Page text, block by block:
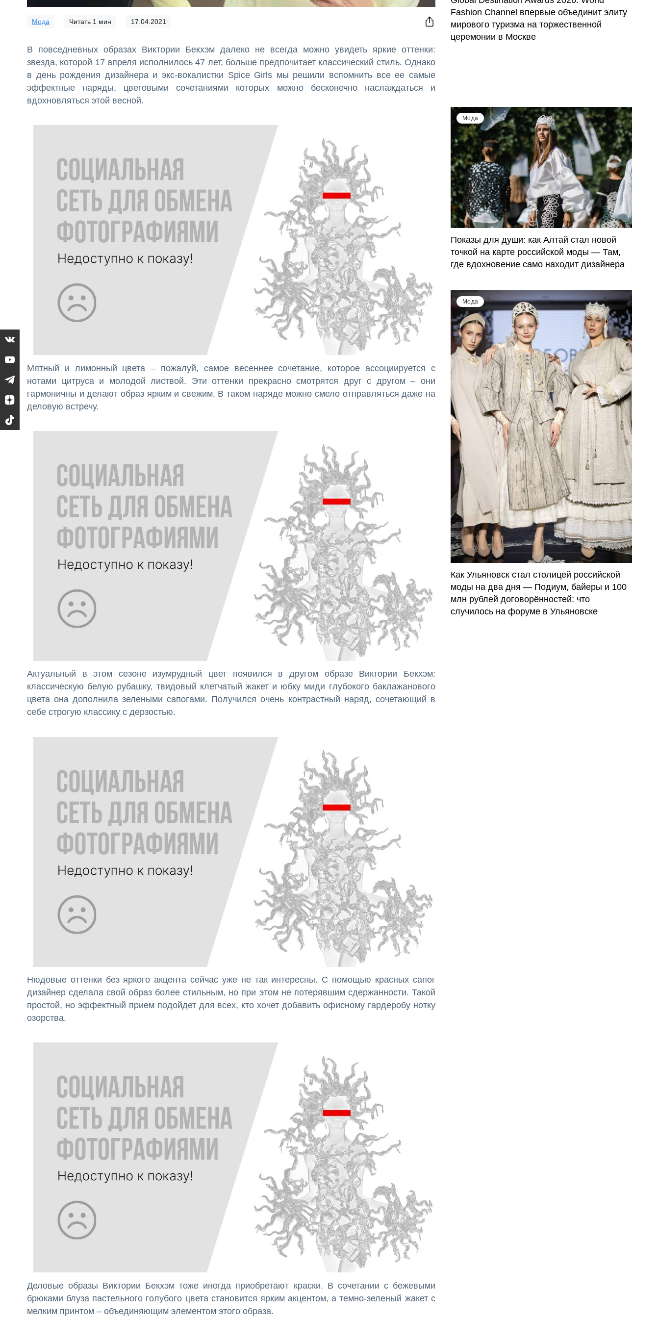
Мода Читать 1 мин 17.04.2021
В повседневных образах Виктории Бекхэм далеко не всегда можно увидеть яркие оттенки:
звезда, которой 17 апреля исполнилось 47 лет, больше предпочитает классический стиль. Однако
в день рождения дизайнера и экс-вокалистки Spice Girls мы решили вспомнить все ее самые
эффектные наряды, цветовыми сочетаниями которых можно бесконечно наслаждаться и
вдохновляться этой весной.
Мятный и лимонный цвета – пожалуй, самое весеннее сочетание, которое ассоциируется с
нотами цитруса и молодой листвой. Эти оттенки прекрасно смотрятся друг с другом – они
гармоничны и делают образ ярким и свежим. В таком наряде можно смело отправляться даже на
деловую встречу.
Актуальный в этом сезоне изумрудный цвет появился в другом образе Виктории Бекхэм:
классическую белую рубашку, твидовый клетчатый жакет и юбку миди глубокого баклажанового
цвета она дополнила зелеными сапогами. Получился очень контрастный наряд, сочетающий в
себе строгую классику с дерзостью.
Нюдовые оттенки без яркого акцента сейчас уже не так интересны. С помощью красных сапог
дизайнер сделала свой образ более стильным, но при этом не потерявшим сдержанности. Такой
простой, но эффектный прием подойдет для всех, кто хочет добавить офисному гардеробу нотку
озорства.
Деловые образы Виктории Бекхэм тоже иногда приобретают краски. В сочетании с бежевыми
брюками блуза пастельного голубого цвета становится ярким акцентом, а темно-зеленый жакет с
мелким принтом – объединяющим элементом этого образа.
Fashion Channel впервые объединит элиту
мирового туризма на торжественной
церемонии в Москве
Мода
Показы для души: как Алтай стал новой
точкой на карте российской моды — Там,
где вдохновение само находит дизайнера
Мода
Как Ульяновск стал столицей российской
моды на два дня — Подиум, байеры и 100
млн рублей договорённостей: что
случилось на форуме в Ульяновске